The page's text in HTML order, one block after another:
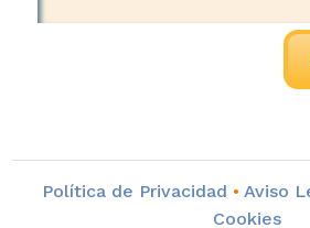
Política de Privacidad • Aviso
Cookies